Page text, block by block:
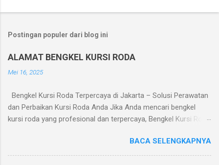
Postingan populer dari blog ini
ALAMAT BENGKEL KURSI RODA
Mei 16, 2025
Bengkel Kursi Roda Terpercaya di Jakarta – Solusi Perawatan
dan Perbaikan Kursi Roda Anda Jika Anda mencari bengkel
kursi roda yang profesional dan terpercaya, Bengkel Kursi Roda
kursi roda manual maupun elektrik dengan pelayanan cepat dan
harga terjangkau. Layanan yang Tersedia: Perbaikan roda dan
BACA SELENGKAPNYA